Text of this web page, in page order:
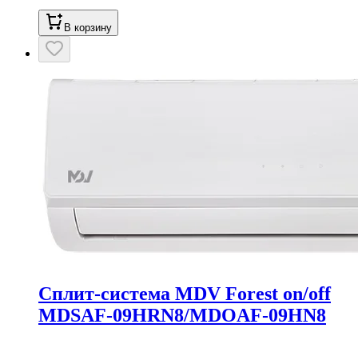
В корзину
Сплит-система MDV Forest on/off
MDSAF-09HRN8/MDOAF-09HN8